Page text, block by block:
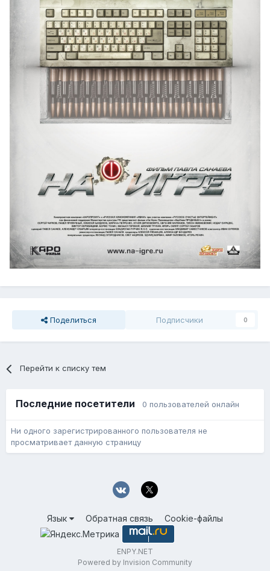
Поделиться Подписчики 0
Перейти к списку тем
Последние посетители 0 пользователей онлайн
Ни одного зарегистрированного пользователя не
просматривает данную страницу
Язык Обратная связь Cookie-файлы
ENPY.NET
Powered by Invision Community